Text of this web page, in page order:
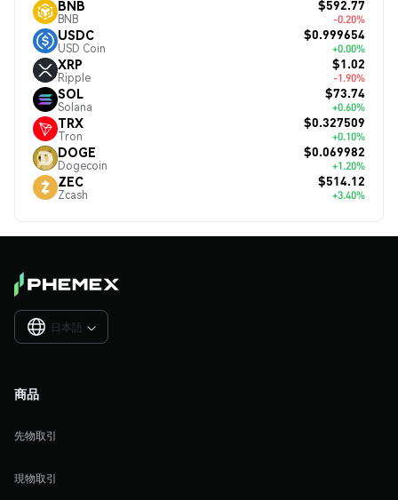
BNB
BNB
$592.77
-0.20%
USDC
USD Coin
$0.999654
+0.00%
XRP
Ripple
$1.02
-1.90%
SOL
Solana
$73.74
+0.60%
TRX
Tron
$0.327509
+0.10%
DOGE
Dogecoin
$0.069982
+1.20%
ZEC
Zcash
$514.12
+3.40%
日本語 
商品
先物取引
現物取引